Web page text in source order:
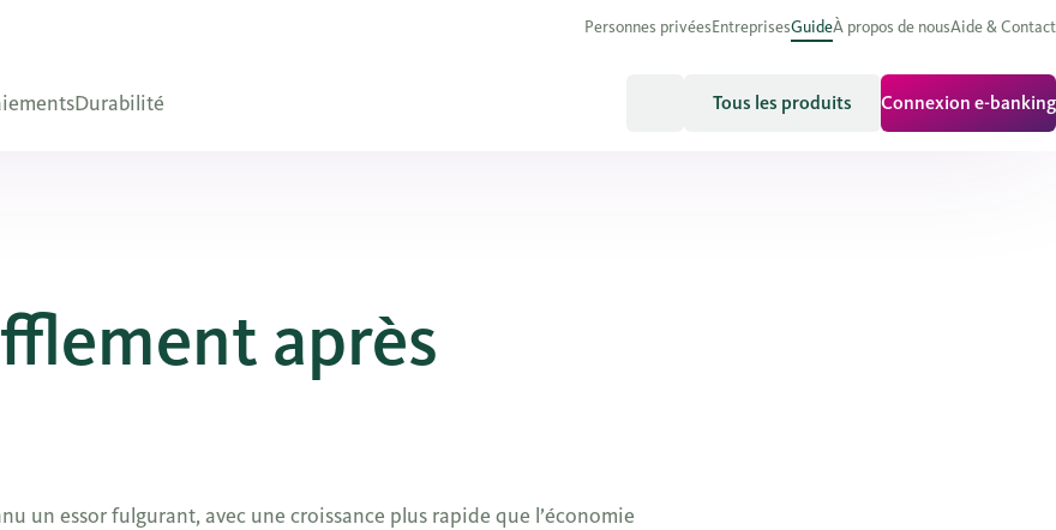
Personnes privéesEntreprisesGuideÀ propos de nousAide & Contact
Durabilité Tous les produits Connexion e-banking
après
un essor fulgurant, avec une croissance plus rapide que l’économie